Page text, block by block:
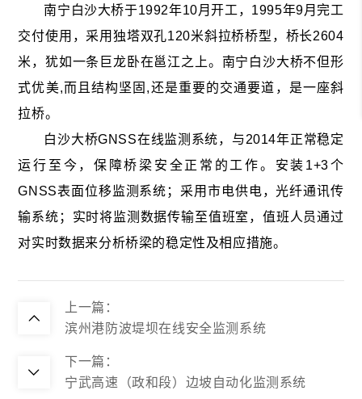
南宁白沙大桥于1992年10月开工，1995年9月完工
交付使用，采用独塔双孔120米斜拉桥桥型，桥长2604
米，犹如一条巨龙卧在邕江之上。南宁白沙大桥不但形
式优美,而且结构坚固,还是重要的交通要道，是一座斜
拉桥。
白沙大桥GNSS在线监测系统，与2014年正常稳定
运行至今，保障桥梁安全正常的工作。安装1+3个
GNSS表面位移监测系统；采用市电供电，光纤通讯传
输系统；实时将监测数据传输至值班室，值班人员通过
对实时数据来分析桥梁的稳定性及相应措施。
上一篇：
滨州港防波堤坝在线安全监测系统
下一篇：
宁武高速（政和段）边坡自动化监测系统